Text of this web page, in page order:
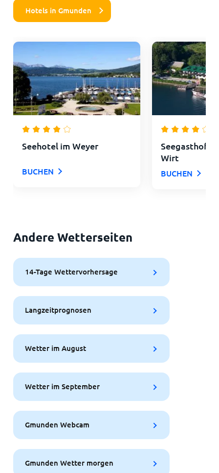
Hotels in Gmunden
Seehotel im Weyer
BUCHEN
Seegasthof
Wirt
BUCHEN
Andere Wetterseiten
14-Tage Wettervorhersage
Langzeitprognosen
Wetter im August
Wetter im September
Gmunden Webcam
Gmunden Wetter morgen